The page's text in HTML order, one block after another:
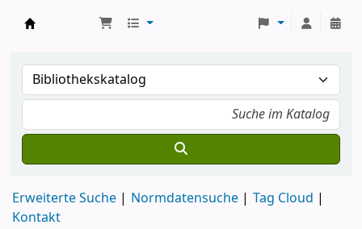
Erweiterte Suche Normdatensuche
Tag Cloud
Kontakt